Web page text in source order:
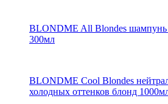
BLONDME All Blondes шампунь
300мл
BLONDME Cool Blondes
холодных оттенков блонд